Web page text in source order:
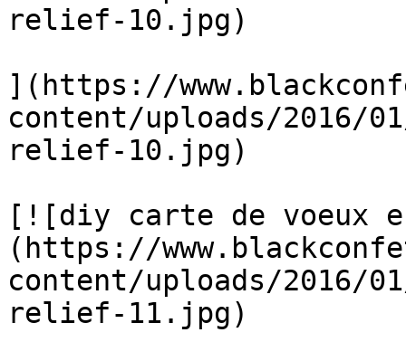
relief-10.jpg)
](https://
content/uploads/2016/
relief-10.jpg)
[![diy carte de voeux
(https://
content/uploads/2016/
relief-11.jpg)